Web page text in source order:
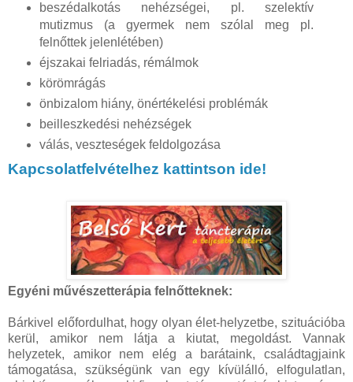
beszédalkotás nehézségei, pl. szelektív
mutizmus (a gyermek nem szólal meg pl.
felnőttek jelenlétében)
éjszakai felriadás, rémálmok
körömrágás
önbizalom hiány, önértékelési problémák
beilleszkedési nehézségek
válás, veszteségek feldolgozása
Kapcsolatfelvételhez kattintson ide!
Egyéni művészetterápia felnőtteknek:
Bárkivel előfordulhat, hogy olyan élet-helyzetbe, szituációba
kerül, amikor nem látja a kiutat, megoldást. Vannak
helyzetek, amikor nem elég a barátaink, családtagjaink
támogatása, szükségünk van egy kívülálló, elfogulatlan,